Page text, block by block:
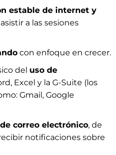
estable de internet y
a las sesiones
con enfoque en crecer.
del uso de
Excel y la G-Suite (los
Gmail, Google
correo electrónico, de
notificaciones sobre